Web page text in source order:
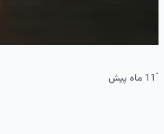
·11 ماه پیش